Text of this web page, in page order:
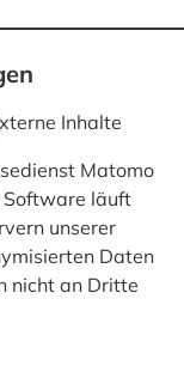
Inhalte
Matomo
Software läuft
unserer
Daten
nicht an Dritte